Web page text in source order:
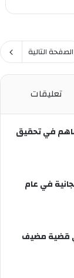
الصفحة التالية
تعليقات
في تحقيق
ألعاب مجانية في عام
قضية مضيف